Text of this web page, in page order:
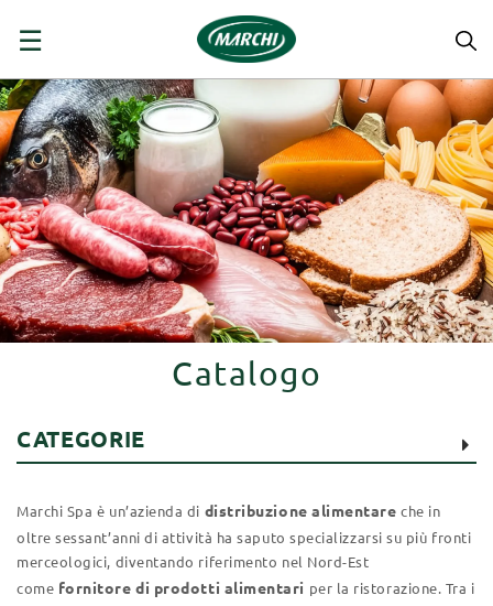
navigazione
☰
Catalogo
CATEGORIE
Marchi Spa è un’azienda di distribuzione alimentare che in
oltre sessant’anni di attività ha saputo specializzarsi su più fronti
merceologici, diventando riferimento nel Nord-Est
come fornitore di prodotti alimentari per la ristorazione. Tra i